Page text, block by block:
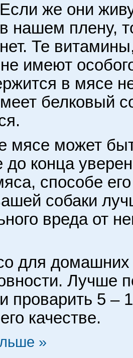
Если же они
в нашем плену,
нет. Те
имеют
в мясе
белковый
может
до конца
способе
собаки
вреда от
для
Лучше
проварить 5 –
качестве.
»